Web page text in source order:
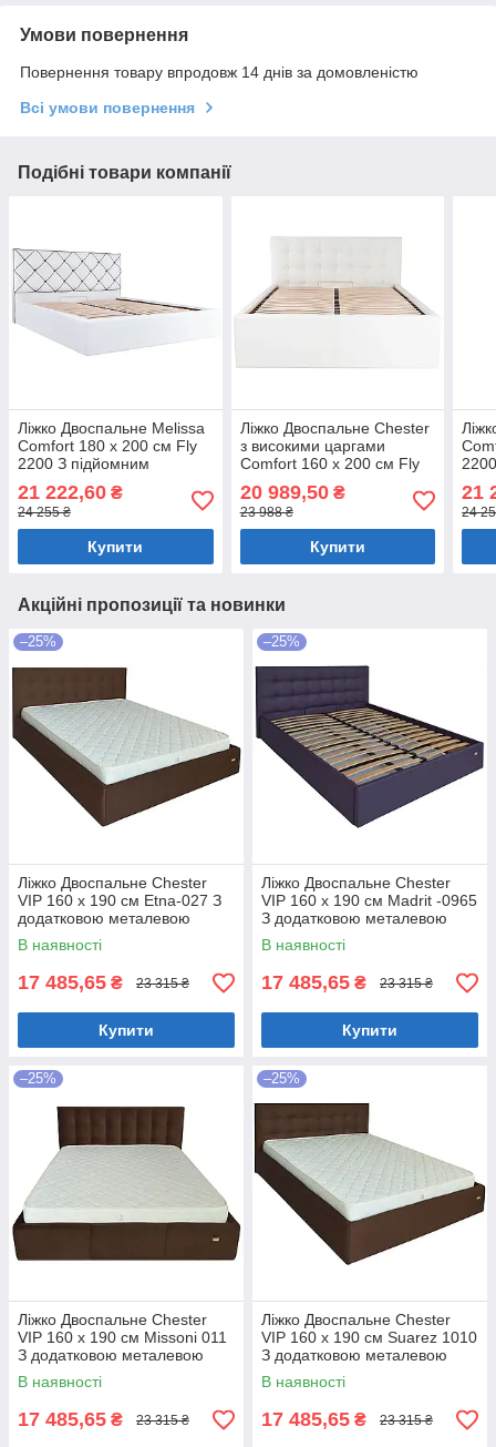
Умови повернення
Повернення товару впродовж 14 днів за домовленістю
Всі умови повернення
Подібні товари компанії
Ліжко Двоспальне Melissa
Comfort 180 х 200 см Fly
2200 З підйомним
механізмом та нішою для
білизни Білий
21 222,60 ₴
24 255 ₴
Купити
Ліжко Двоспальне Chester
з високими царгами
Comfort 160 х 200 см Fly
2200 З підйомним
механізмом та нішою для
білизни Білий
20 989,50₴
23 988 ₴
Купити
21
24
Акційні пропозиції та новинки
–25%
Ліжко Двоспальне Chester
VIP 160 х 190 см Etna-027 З
додатковою металевою
цільнозварною рамою
Коричневий
В наявності
17 485,65 ₴ 23 315 ₴
Купити
–25%
Ліжко Двоспальне Chester
VIP 160 х 190 см Madrit -0965
З додатковою металевою
цільнозварною рамою
Фіолетовий
В наявності
17 485,65 ₴ 23 315 ₴
Купити
–25%
Ліжко Двоспальне Chester
VIP 160 х 190 см Missoni 011
З додатковою металевою
цільнозварною рамою
Темно-коричневий
В наявності
17 485,65 ₴ 23 315 ₴
–25%
Ліжко Двоспальне Chester
VIP 160 х 190 см Suarez 1010
З додатковою металевою
цільнозварною рамою
Коричневий
В наявності
17 485,65 ₴ 23 315 ₴